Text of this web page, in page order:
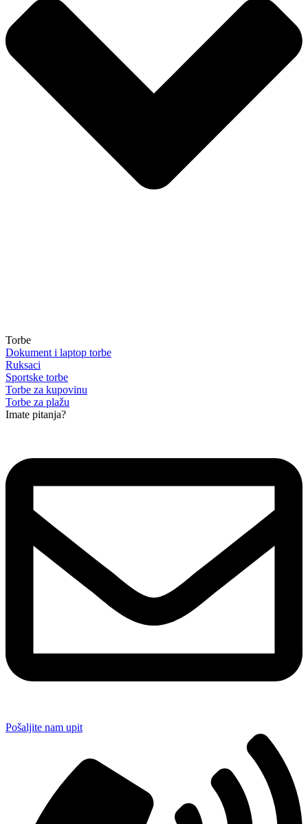
Torbe
Dokument i laptop torbe
Ruksaci
Sportske torbe
Torbe za kupovinu
Torbe za plažu
Imate pitanja?
Pošaljite nam upit